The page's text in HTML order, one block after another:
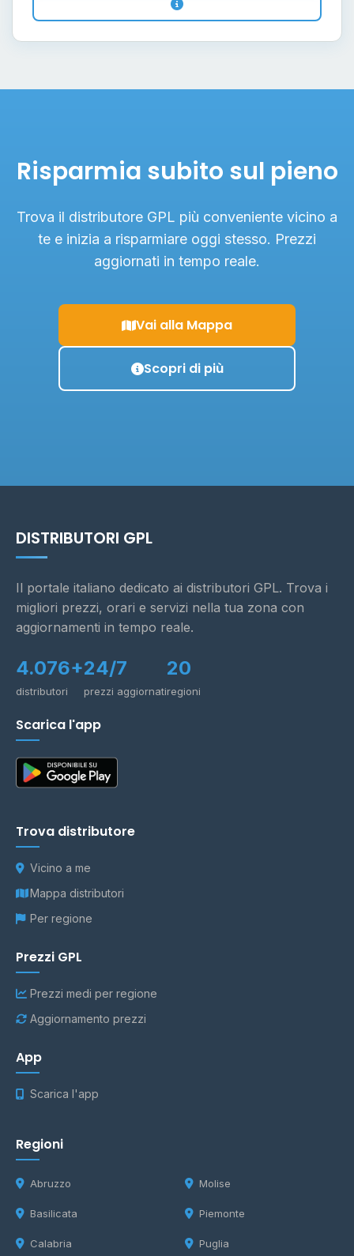
Risparmia subito sul pieno
Trova il distributore GPL più conveniente vicino a
te e inizia a risparmiare oggi stesso. Prezzi
aggiornati in tempo reale.
Vai alla Mappa
Scopri di più
DISTRIBUTORI GPL
Il portale italiano dedicato ai distributori GPL. Trova i
migliori prezzi, orari e servizi nella tua zona con
aggiornamenti in tempo reale.
4.076+
distributori
24/7
prezzi aggiornati
20
regioni
Scarica l'app
Trova distributore
Vicino a me
Mappa distributori
Per regione
Prezzi GPL
Prezzi medi per regione
Aggiornamento prezzi
App
Scarica l'app
Regioni
Abruzzo
Basilicata
Calabria
Molise
Piemonte
Puglia